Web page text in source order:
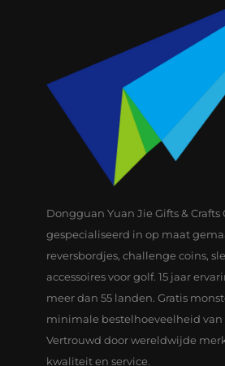
Dongguan Yuan Jie Gifts & Crafts
gespecialiseerd in op maat
reversbordjes, challenge coins,
accessoires voor golf. 15 jaar
meer dan 55 landen. Gratis
minimale bestelhoeveelheid van
Vertrouwd door wereldwijde
kwaliteit en service.